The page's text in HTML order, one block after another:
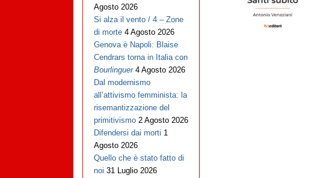
Agosto 2026
Si alza il vento / 4 – Zone
di morte 4 Agosto 2026
Genova è Napoli: Blaise
Cendrars torna in Italia con
Bourlinguer 4 Agosto 2026
Dal modernismo
all’attivismo femminista: la
risemantizzazione del
primitivismo 2 Agosto 2026
Difendersi dai morti 1
Agosto 2026
Quello che è stato fatto di
noi 31 Luglio 2026